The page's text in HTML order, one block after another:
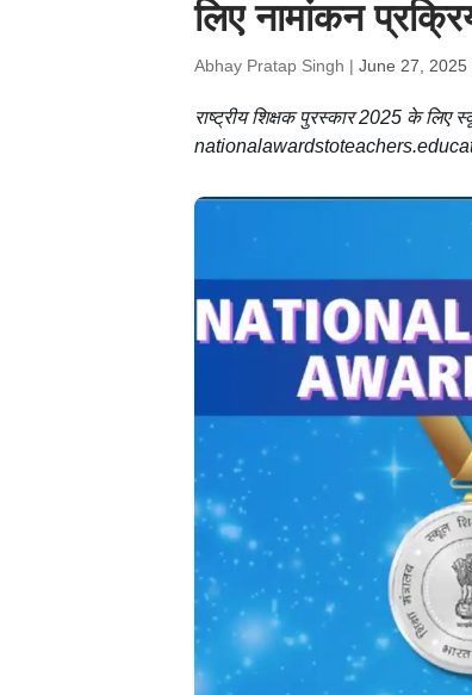
लिए नामांकन
Abhay Pratap Singh | June 27, 2025
राष्ट्रीय शिक्षक पुरस्कार 2025 के लिए